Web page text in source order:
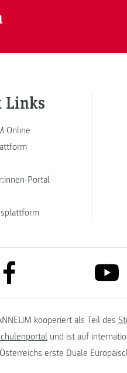
Links
Online
Portal
link to facebook
kooperiert als Teil des
und ist auf
Österreichs erste Duale